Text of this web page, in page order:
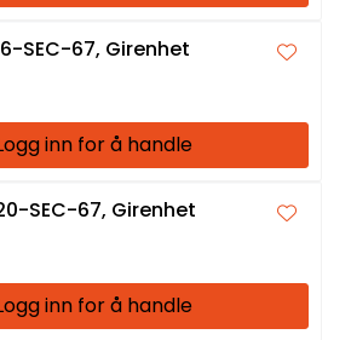
SEC-67, Girenhet
inn for å handle
SEC-67, Girenhet
inn for å handle